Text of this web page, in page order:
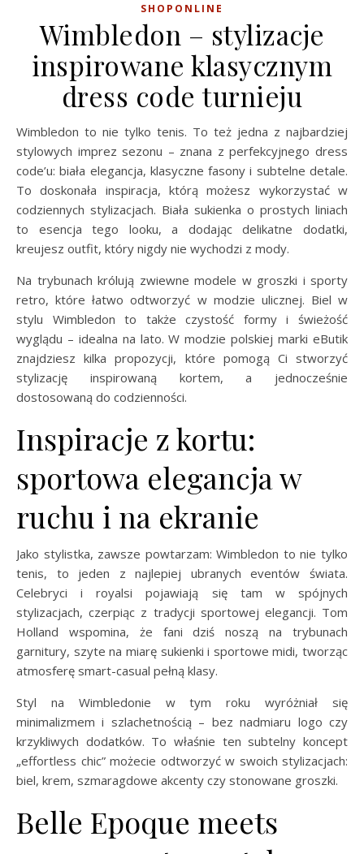
SHOPONLINE
Wimbledon – stylizacje
inspirowane klasycznym
dress code turnieju
Wimbledon to nie tylko tenis. To też jedna z najbardziej
stylowych imprez sezonu – znana z perfekcyjnego dress
code’u: biała elegancja, klasyczne fasony i subtelne detale.
To doskonała inspiracja, którą możesz wykorzystać w
codziennych stylizacjach. Biała sukienka o prostych liniach
to esencja tego looku, a dodając delikatne dodatki,
kreujesz outfit, który nigdy nie wychodzi z mody.
Na trybunach królują zwiewne modele w groszki i sporty
retro, które łatwo odtworzyć w modzie ulicznej. Biel w
stylu Wimbledon to także czystość formy i świeżość
wyglądu – idealna na lato. W modzie polskiej marki eButik
znajdziesz kilka propozycji, które pomogą Ci stworzyć
stylizację inspirowaną kortem, a jednocześnie
dostosowaną do codzienności.
Inspiracje z kortu:
sportowa elegancja w
ruchu i na ekranie
Jako stylistka, zawsze powtarzam: Wimbledon to nie tylko
tenis, to jeden z najlepiej ubranych eventów świata.
Celebryci i royalsi pojawiają się tam w spójnych
stylizacjach, czerpiąc z tradycji sportowej elegancji. Tom
Holland wspomina, że fani dziś noszą na trybunach
garnitury, szyte na miarę sukienki i sportowe midi, tworząc
atmosferę smart-casual pełną klasy.
Styl na Wimbledonie w tym roku wyróżniał się
minimalizmem i szlachetnością – bez nadmiaru logo czy
krzykliwych dodatków. To właśnie ten subtelny koncept
„effortless chic” możecie odtworzyć w swoich stylizacjach:
biel, krem, szmaragdowe akcenty czy stonowane groszki.
Belle Epoque meets